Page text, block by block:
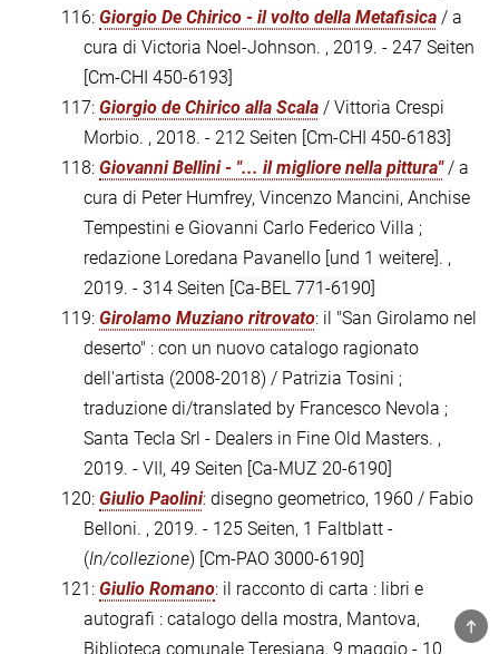
116: Giorgio De Chirico - il volto della Metafisica / a
cura di Victoria Noel-Johnson. , 2019. - 247 Seiten
[Cm-CHI 450-6193]
117: Giorgio de Chirico alla Scala / Vittoria Crespi
Morbio. , 2018. - 212 Seiten [Cm-CHI 450-6183]
118: Giovanni Bellini - "... il migliore nella pittura"/ a
cura di Peter Humfrey, Vincenzo Mancini, Anchise
Tempestini e Giovanni Carlo Federico Villa ;
redazione Loredana Pavanello [und 1 weitere]. ,
2019. - 314 Seiten [Ca-BEL 771-6190]
119: Girolamo Muziano ritrovato: il "San Girolamo nel
deserto" : con un nuovo catalogo ragionato
dell'artista (2008-2018) / Patrizia Tosini ;
traduzione di/translated by Francesco Nevola ;
Santa Tecla Srl - Dealers in Fine Old Masters. ,
2019. - VII, 49 Seiten [Ca-MUZ 20-6190]
120: Giulio Paolini: disegno geometrico, 1960 / Fabio
Belloni. , 2019. - 125 Seiten, 1 Faltblatt -
(In/collezione) [Cm-PAO 3000-6190]
121: Giulio Romano: il racconto di carta : libri e
autografi : catalogo della mostra, Mantova,
Biblioteca comunale Teresiana, 9 maggio - 10
TOP